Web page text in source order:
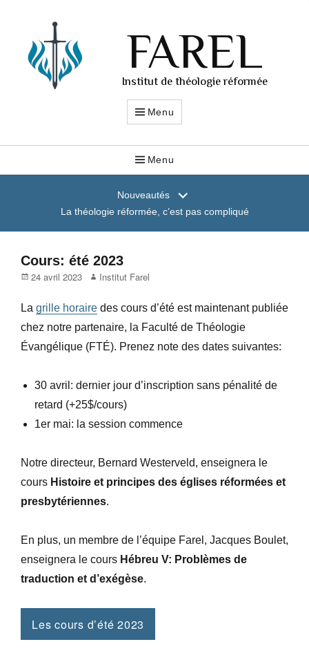
FAREL
Institut de théologie réformée
Menu
Menu
Nouveautés
La théologie réformée, c’est pas compliqué
Cours: été 2023
Posted
24 avril 2023 Author
Institut Farel
La grille horaire des cours d’été est maintenant publiée
chez notre partenaire, la Faculté de Théologie
Évangélique (FTÉ). Prenez note des dates suivantes:
30 avril: dernier jour d’inscription sans pénalité de
retard (+25$/cours)
1er mai: la session commence
Notre directeur, Bernard Westerveld, enseignera le
cours Histoire et principes des églises réformées et
presbytériennes.
En plus, un membre de l’équipe Farel, Jacques Boulet,
enseignera le cours Hébreu V: Problèmes de
traduction et d’exégèse.
Les cours d’été 2023